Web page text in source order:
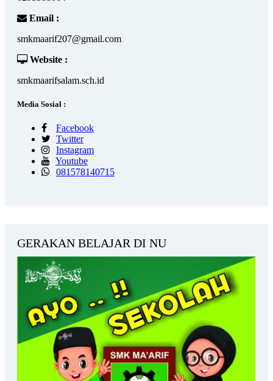
Email :
smkmaarif207@gmail.com
Website :
smkmaarifsalam.sch.id
Media Sosial :
Facebook
Twitter
Instagram
Youtube
081578140715
GERAKAN BELAJAR DI NU